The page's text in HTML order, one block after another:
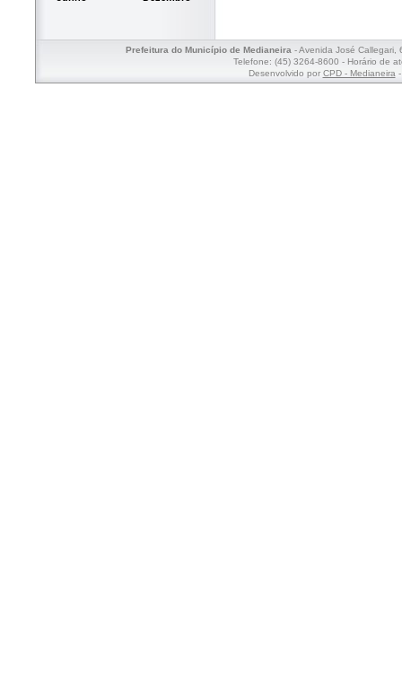
Prefeitura do Município de Medianeira- Avenida José Callegari,
Telefone: (45) 3264-8600 - Horário de
Desenvolvido por CPD - Medianeira-